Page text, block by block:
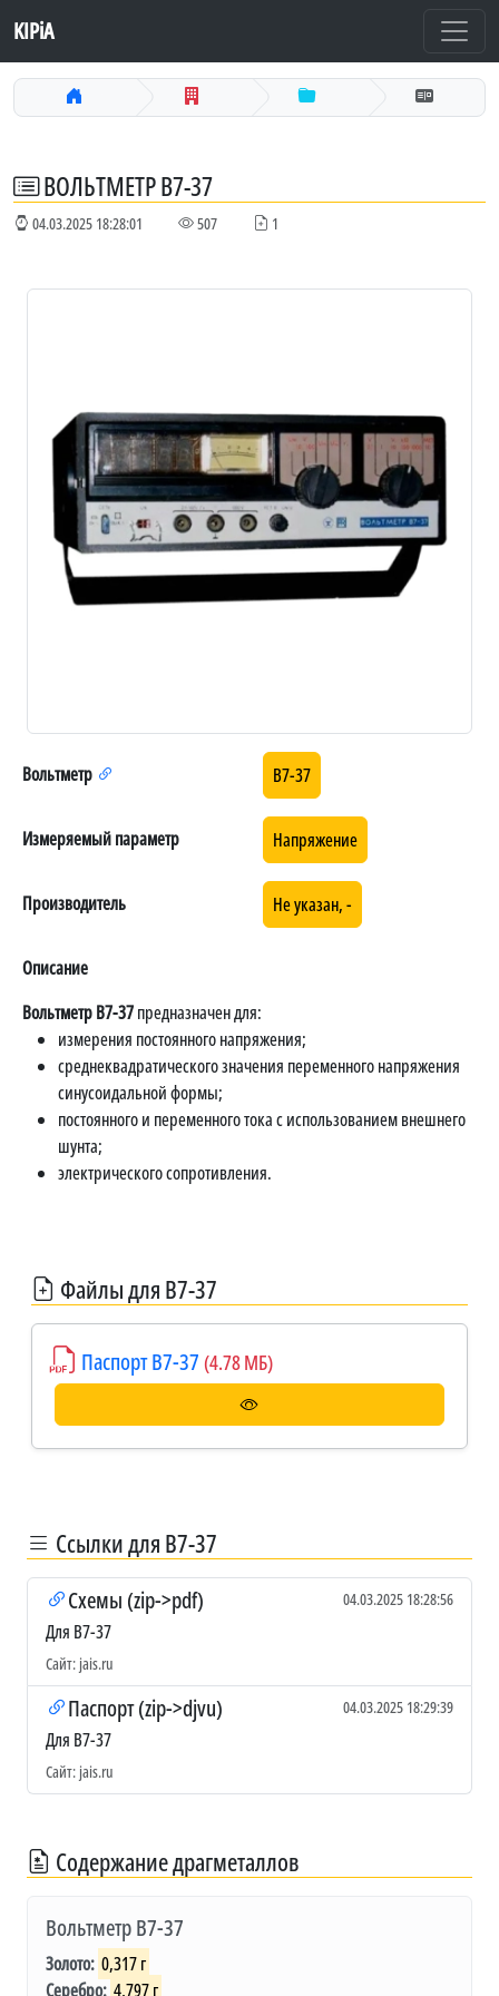
KIPiA
ВОЛЬТМЕТР В7-37
04.03.2025 18:28:01 507 1
Вольтметр В7-37
Измеряемый параметр Напряжение
Производитель Не указан, -
Описание
Вольтметр В7-37предназначен для:
измерения постоянного напряжения;
среднеквадратического значения переменного напряжения
синусоидальной формы;
постоянного и переменного тока с использованием внешнего
шунта;
электрического сопротивления.
Файлы для В7-37
Паспорт В7-37 (4.78 МБ)
Ссылки для В7-37
Схемы (zip->pdf) 04.03.2025 18:28:56
Для В7-37
Сайт: jais.ru
Паспорт (zip->djvu) 04.03.2025 18:29:39
Для В7-37
Сайт: jais.ru
Содержание драгметаллов
Вольтметр В7-37
Золото: 0,317 г
Серебро: 4,797 г